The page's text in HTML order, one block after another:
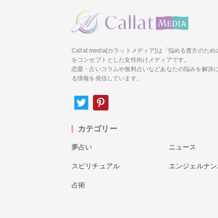
Callat media[カラットメディア]は「悩める貴方のため
をコンセプトとした女性向けメディアです。
恋愛・占いコラムや無料占いなどあなたの悩みを解決
る情報を発信しています。
カテゴリー
夢占い ニュース
スピリチュアル エンジェルナ
占術